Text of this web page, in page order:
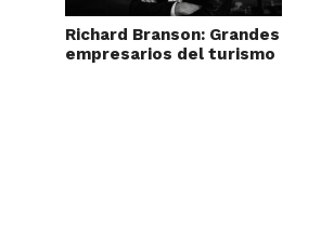
Richard Branson: Grandes
empresarios del turismo